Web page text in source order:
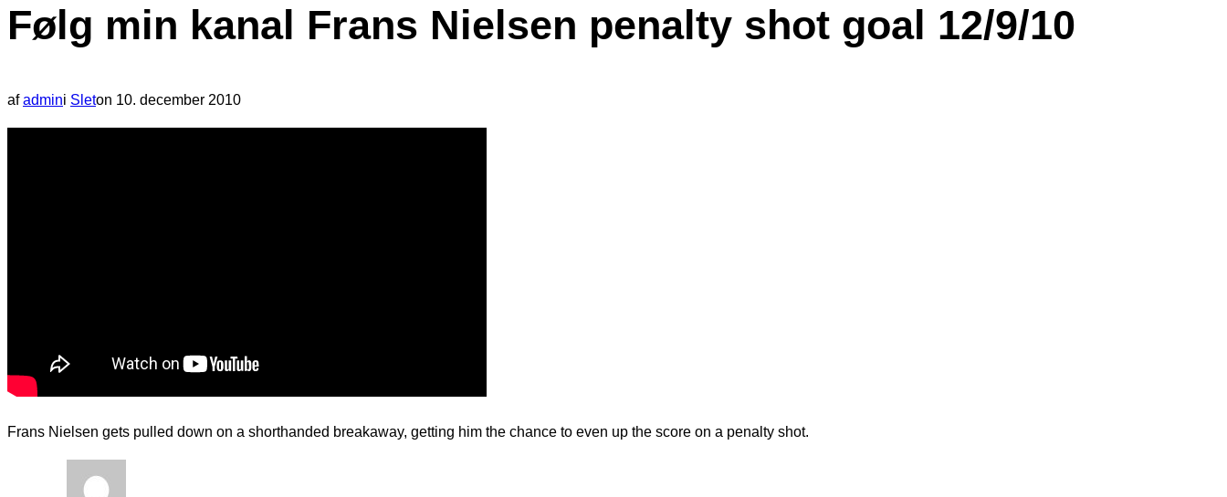
i
sidekolonne
Følg min kanal Frans Nielsen penalty shot goal 12/9/10
afadmini Sleton Udgivet
d.
10. december 2010
Frans Nielsen gets pulled down on a shorthanded breakaway, getting him the chance to even up the score on a penalty shot.